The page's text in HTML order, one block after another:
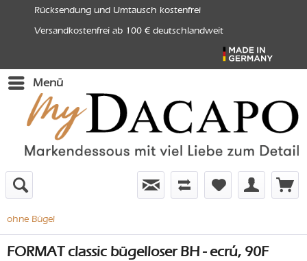
Rücksendung und Umtausch kostenfrei
Versandkostenfrei ab 100 € deutschlandweit
Menü
ohne Bügel
FORMAT classic bügelloser BH - ecrú, 90F